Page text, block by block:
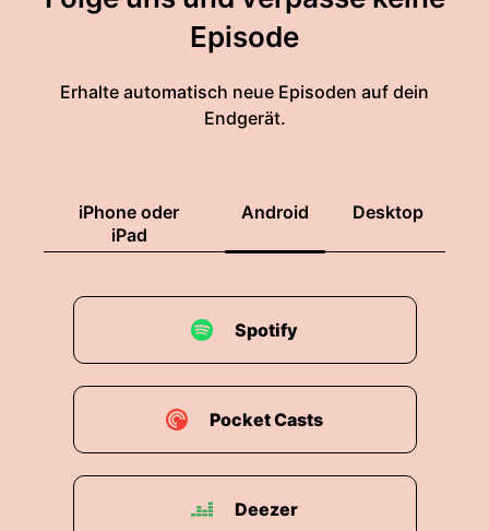
Episode
Erhalte automatisch neue Episoden auf dein
Endgerät.
iPhone oder
iPad
Android Desktop
Spotify
Pocket Casts
Deezer